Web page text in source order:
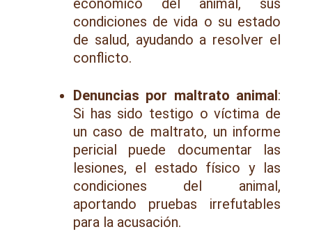
económico del animal, sus
condiciones de vida o su estado
de salud, ayudando a resolver el
conflicto.
Denuncias por maltrato animal:
Si has sido testigo o víctima de
un caso de maltrato, un informe
pericial puede documentar las
lesiones, el estado físico y las
condiciones del animal,
aportando pruebas irrefutables
para la acusación.